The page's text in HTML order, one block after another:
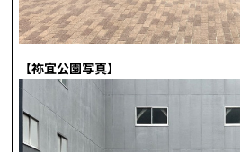
【祢宜公園写真】